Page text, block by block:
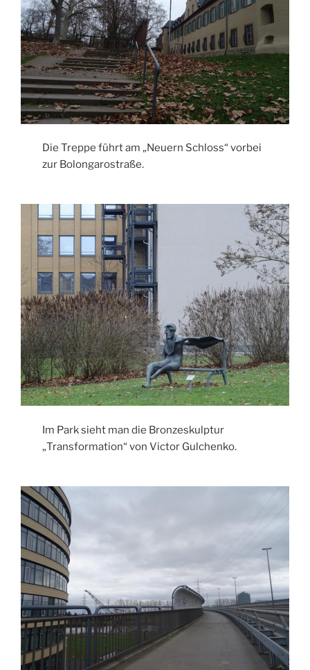
Die Treppe führt am „Neuern Schloss“ vorbei
zur Bolongarostraße.
Im Park sieht man die Bronzeskulptur
„Transformation“ von Victor Gulchenko.